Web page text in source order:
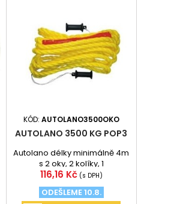
KÓD: AUTOLANO3500OKO
AUTOLANO 3500 KG POP3
Autolano délky minimálně 4m
s 2 oky, 2 kolíky, 1
praporek. Vlečné lano slouží
výhradně...
Cena
116,16 Kč (s DPH)
ODEŠLEME 10.8.